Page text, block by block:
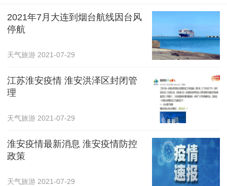
2021年7月大连到烟台航线因台风
停航
天气旅游 2021-07-29
江苏淮安疫情 淮安洪泽区封闭管
理
天气旅游 2021-07-29
淮安疫情最新消息 淮安疫情防控
政策
天气旅游 2021-07-29